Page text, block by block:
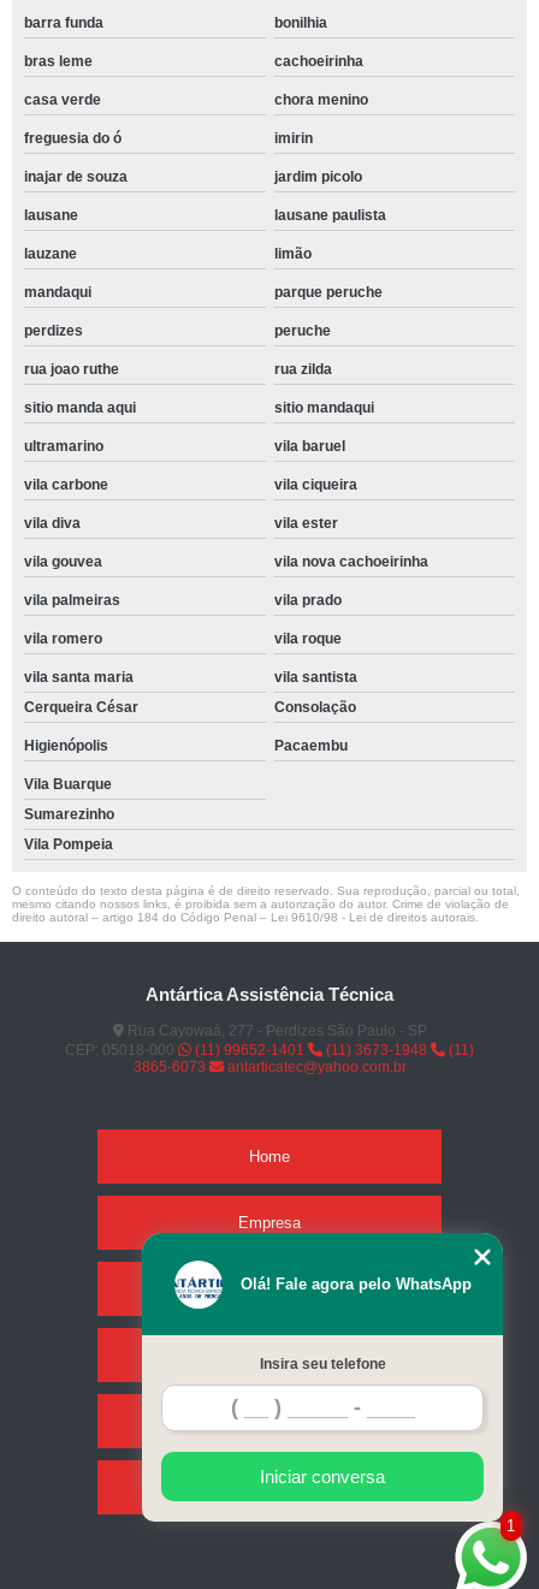
barra funda bonilhia
bras leme cachoeirinha
casa verde chora menino
freguesia do ó imirin
inajar de souza jardim picolo
lausane lausane paulista
lauzane limão
mandaqui parque peruche
perdizes peruche
rua joao ruthe rua zilda
sitio manda aqui sitio mandaqui
ultramarino vila baruel
vila carbone vila ciqueira
vila diva vila ester
vila gouvea vila nova cachoeirinha
vila palmeiras vila prado
vila romero vila roque
vila santa maria
vila santista
Cerqueira César
Consolação
Higienópolis Pacaembu
Vila Buarque
Sumarezinho
Vila Pompeia
O conteúdo do texto desta página é de direito reservado. Sua reprodução, parcial ou total,
mesmo citando nossos links, é proibida sem a autorização do autor. Crime de violação de
direito autoral – artigo 184 do Código Penal – Lei 9610/98 - Lei de direitos autorais
Antártica Assistência Técnica
Rua Cayowaá, 277 - Perdizes São Paulo - SP
CEP: 05018-000
(11) 99652-1401 (11) 3673-1948
(11)
3865-6073
antarticatec@yahoo.com.br
Home
Empresa
Missão
Serviços
Contato
Mapa do site
1
Olá! Fale agora pelo WhatsApp
Insira seu telefone
Iniciar conversa